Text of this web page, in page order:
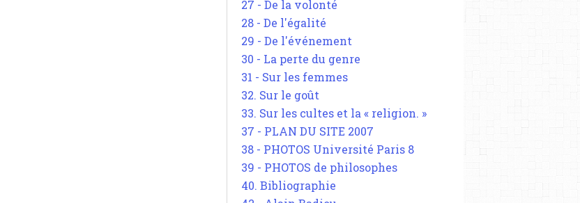
27 - De la volonté
28 - De l'égalité
29 - De l'événement
30 - La perte du genre
31 - Sur les femmes
32. Sur le goût
33. Sur les cultes et la « religion. »
37 - PLAN DU SITE 2007
38 - PHOTOS Université Paris 8
39 - PHOTOS de philosophes
40. Bibliographie